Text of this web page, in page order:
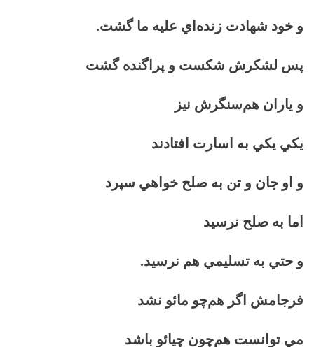
و خود شهادت زنده‌اي عليه ما گشت.
پس لشكرش شكست و پراگنده گشت
و ياران هم‌سنگرش نيز
يكي يكي به اسارت افتادند
و او جان و تن به صلح خواهي سپرد
اما به صلح نرسيد
و حتي به تسليمي هم نرسيد.
فرجامش اگر هم‌چو مائو نشد
مي توانست هم‌چون چيائو باشد